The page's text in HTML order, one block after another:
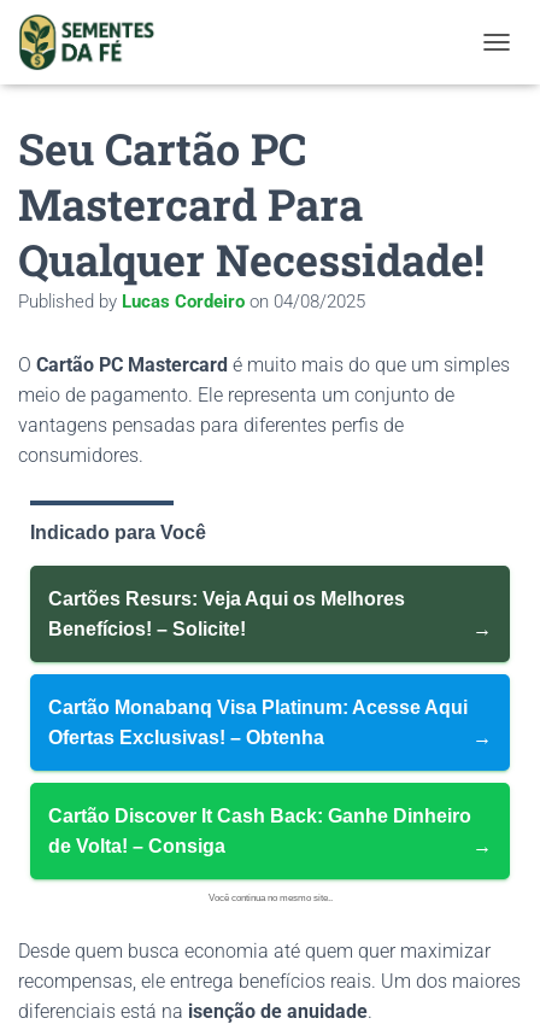
Seu Cartão PC
Mastercard Para
Qualquer Necessidade!
Published by Lucas Cordeiro on 04/08/2025
O Cartão PC Mastercard é muito mais do que um simples
meio de pagamento. Ele representa um conjunto de
vantagens pensadas para diferentes perfis de
consumidores.
Indicado para Você
Cartões Resurs: Veja Aqui os Melhores
Benefícios! – Solicite!
→
Cartão Monabanq Visa Platinum: Acesse Aqui
Ofertas Exclusivas! – Obtenha
→
Cartão Discover It Cash Back: Ganhe Dinheiro
de Volta! – Consiga
→
Você continua no mesmo site..
Desde quem busca economia até quem quer maximizar
recompensas, ele entrega benefícios reais. Um dos maiores
diferenciais está na isenção de anuidade.